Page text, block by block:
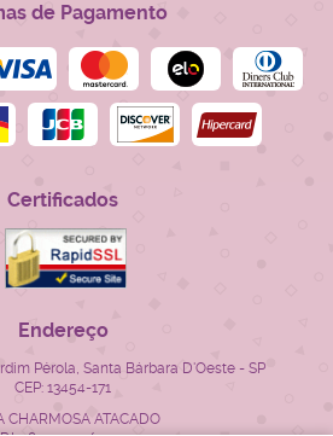
de Pagamento
Certificados
Endereço
Pérola, Santa Bárbara D'Oeste - SP
CEP: 13454-171
CHARMOSA ATACADO